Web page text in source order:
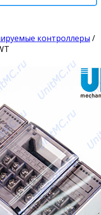
контроллеры /